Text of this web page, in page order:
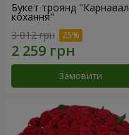
Букет троянд "Карнавал
кохання"
3 012 грн
Замовити